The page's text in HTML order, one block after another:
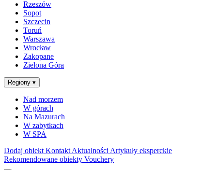
Rzeszów
Sopot
Szczecin
Toruń
Warszawa
Wrocław
Zakopane
Zielona Góra
Regiony ▾
Nad morzem
W górach
Na Mazurach
W zabytkach
W SPA
Dodaj obiekt Kontakt Aktualności Artykuły eksperckie
Rekomendowane obiekty Vouchery